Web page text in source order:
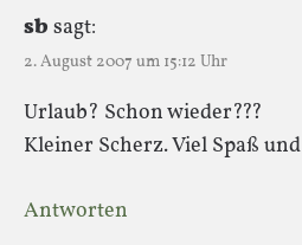
sb sagt:
2. August 2007 um 15:12 Uhr
Urlaub? Schon wieder???
Kleiner Scherz. Viel Spaß
Antworten